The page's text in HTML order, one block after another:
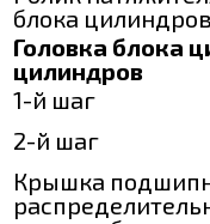
блока цилиндров
Головка блока
цилиндров
1-й шаг
2-й шаг
Крышка